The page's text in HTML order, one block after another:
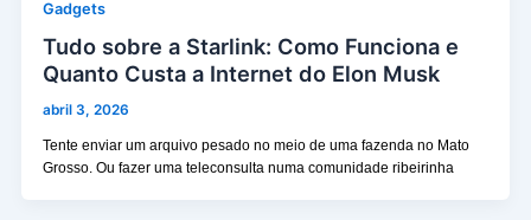
Gadgets
Tudo sobre a Starlink: Como Funciona e
Quanto Custa a Internet do Elon Musk
abril 3, 2026
Tente enviar um arquivo pesado no meio de uma fazenda no Mato
Grosso. Ou fazer uma teleconsulta numa comunidade ribeirinha